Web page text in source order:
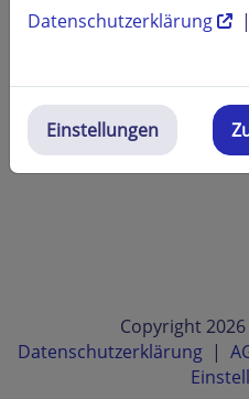
Copyright 2026
Datenschutzerklärung |
Datenschutzerklärung
|
Einstellungen